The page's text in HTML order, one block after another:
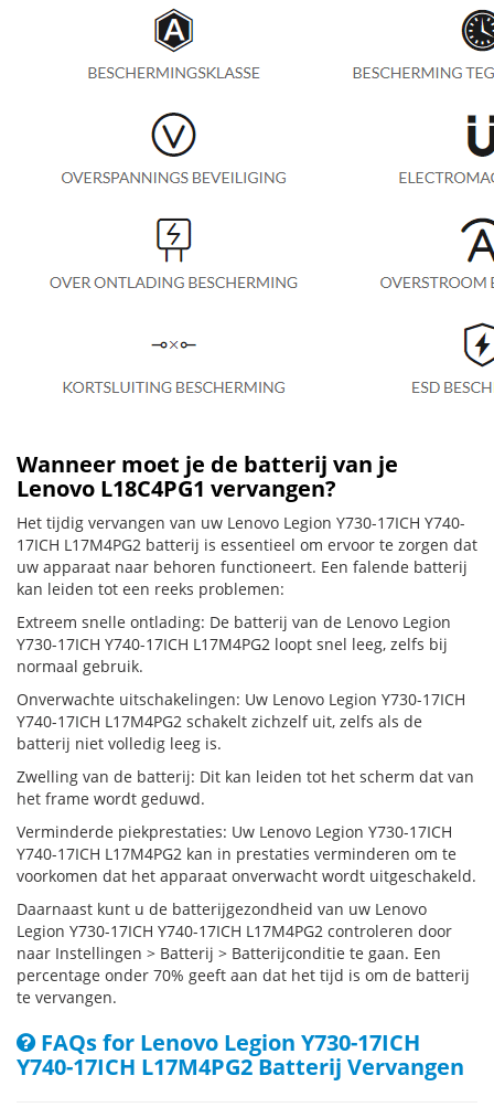
Wanneer moet je de batterij van je
Lenovo L18C4PG1 vervangen?
Het tijdig vervangen van uw Lenovo Legion Y730-17ICH Y740-
17ICH L17M4PG2 batterij is essentieel om ervoor te zorgen dat
uw apparaat naar behoren functioneert. Een falende batterij
kan leiden tot een reeks problemen:
Extreem snelle ontlading: De batterij van de Lenovo Legion
Y730-17ICH Y740-17ICH L17M4PG2 loopt snel leeg, zelfs bij
normaal gebruik.
Onverwachte uitschakelingen: Uw Lenovo Legion Y730-17ICH
Y740-17ICH L17M4PG2 schakelt zichzelf uit, zelfs als de
batterij niet volledig leeg is.
Zwelling van de batterij: Dit kan leiden tot het scherm dat van
het frame wordt geduwd.
Verminderde piekprestaties: Uw Lenovo Legion Y730-17ICH
Y740-17ICH L17M4PG2 kan in prestaties verminderen om te
voorkomen dat het apparaat onverwacht wordt uitgeschakeld.
Daarnaast kunt u de batterijgezondheid van uw Lenovo
Legion Y730-17ICH Y740-17ICH L17M4PG2 controleren door
naar Instellingen > Batterij > Batterijconditie te gaan. Een
percentage onder 70% geeft aan dat het tijd is om de batterij
te vervangen.
FAQs for Lenovo Legion Y730-17ICH
Y740-17ICH L17M4PG2 Batterij Vervangen